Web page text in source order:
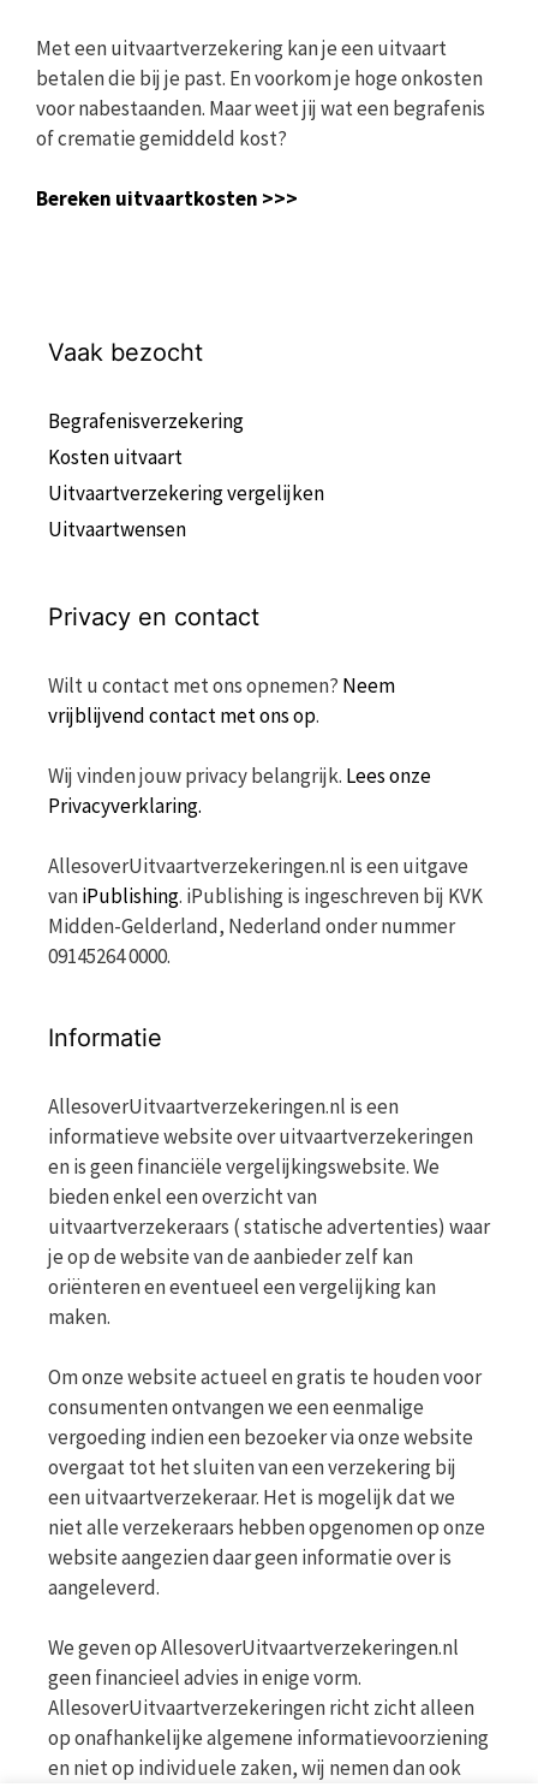
Met een uitvaartverzekering kan je een uitvaart
betalen die bij je past. En voorkom je hoge onkosten
voor nabestaanden. Maar weet jij wat een begrafenis
of crematie gemiddeld kost?
Bereken uitvaartkosten >>>
Vaak bezocht
Begrafenisverzekering
Kosten uitvaart
Uitvaartverzekering vergelijken
Uitvaartwensen
Privacy en contact
Wilt u contact met ons opnemen? Neem
vrijblijvend contact met ons op.
Wij vinden jouw privacy belangrijk. Lees onze
Privacyverklaring.
AllesoverUitvaartverzekeringen.nl is een uitgave
vaniPublishing. iPublishing is ingeschreven bij KVK
Midden-Gelderland, Nederland onder nummer
09145264 0000.
Informatie
AllesoverUitvaartverzekeringen.nl is een
informatieve website over uitvaartverzekeringen
en is geen financiële vergelijkingswebsite. We
bieden enkel een overzicht van
uitvaartverzekeraars ( statische advertenties) waar
je op de website van de aanbieder zelf kan
oriënteren en eventueel een vergelijking kan
maken.
Om onze website actueel en gratis te houden voor
consumenten ontvangen we een eenmalige
vergoeding indien een bezoeker via onze website
overgaat tot het sluiten van een verzekering bij
een uitvaartverzekeraar. Het is mogelijk dat we
niet alle verzekeraars hebben opgenomen op onze
website aangezien daar geen informatie over is
aangeleverd.
We geven op AllesoverUitvaartverzekeringen.nl
geen financieel advies in enige vorm.
AllesoverUitvaartverzekeringen richt zicht alleen
op onafhankelijke algemene informatievoorziening
en niet op individuele zaken, wij nemen dan ook